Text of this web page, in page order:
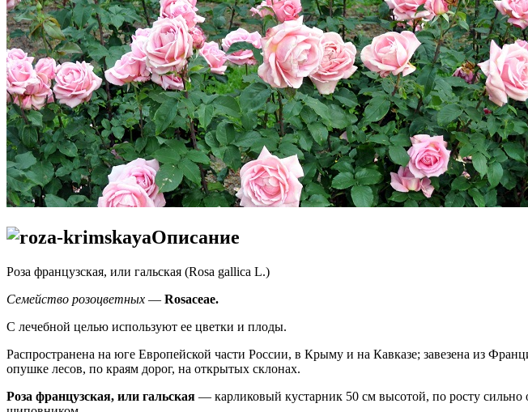
Описание
Роза французская, или гальская (Rosa gallica L.)
Семейство розоцветных — Rosaceae.
С лечебной целью используют ее цветки и плоды.
Распространена на юге Европейской части России, в Крыму и на Кавказе; завезена из
опушке лесов, по краям дорог, на открытых склонах.
Роза французская, или гальская — карликовый кустарник 50 см высотой, по росту